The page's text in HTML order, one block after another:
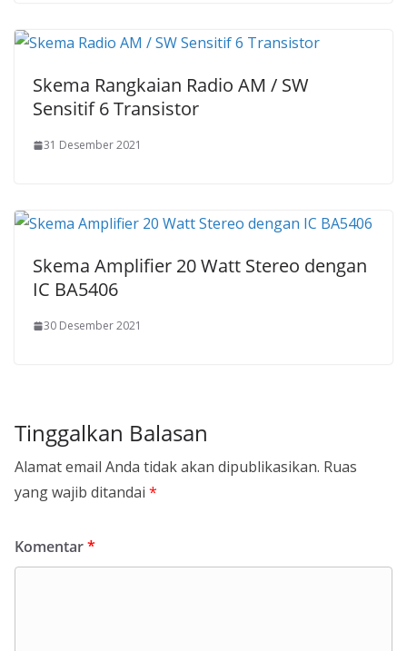
Skema Rangkaian Radio AM / SW
Sensitif 6 Transistor
31 Desember 2021
Skema Amplifier 20 Watt Stereo dengan
IC BA5406
30 Desember 2021
Tinggalkan Balasan
Alamat email Anda tidak akan dipublikasikan. Ruas
yang wajib ditandai *
Komentar*